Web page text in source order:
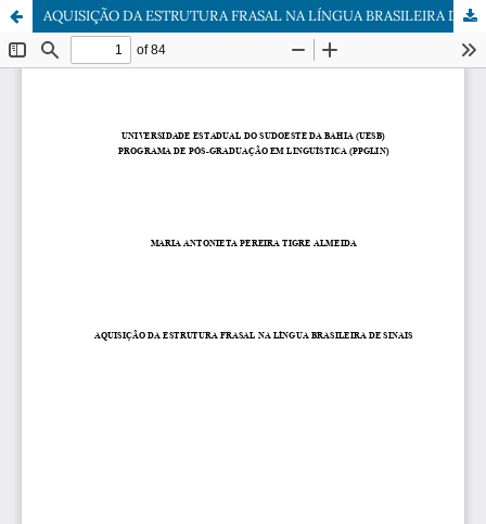
AQUISIÇÃO DA ESTRUTURA FRASAL NA LÍNGUA BRASILEIRA DE SINAIS